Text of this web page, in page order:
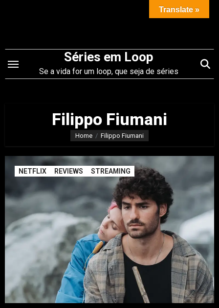
conteúdo
Séries em Loop
Se a vida for um loop, que seja de séries
Filippo Fiumani
Home Filippo Fiumani
NETFLIX REVIEWS STREAMING
Translate »